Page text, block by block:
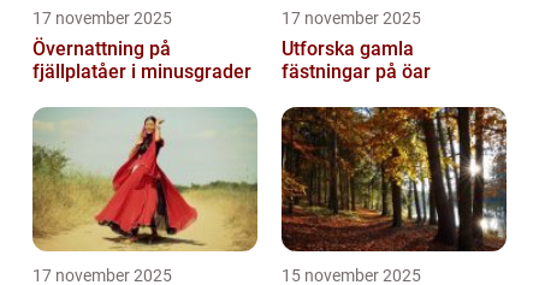
17 november 2025
Övernattning på
fjällplatåer i minusgrader
17 november 2025
Utforska gamla
fästningar på öar
17 november 2025 15 november 2025